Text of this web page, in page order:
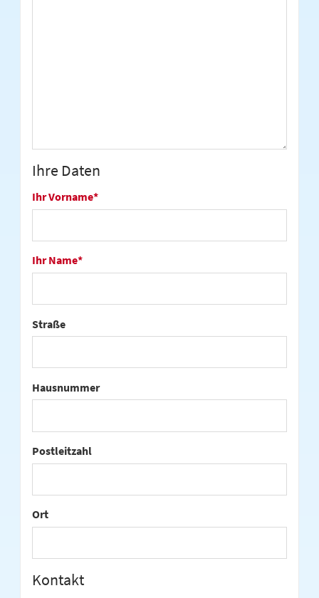
Ihre Daten
Ihr Vorname*
Ihr Name*
Straße
Hausnummer
Postleitzahl
Ort
Kontakt